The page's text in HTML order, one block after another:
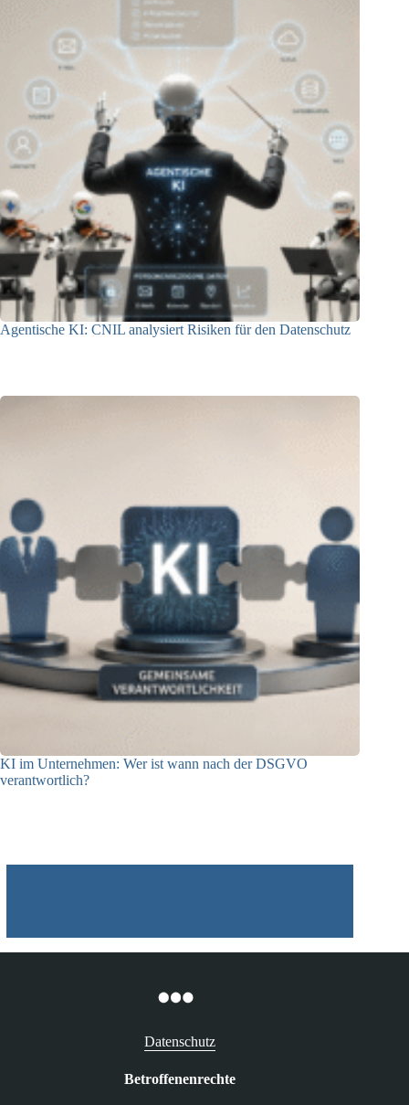
Agentische KI: CNIL analysiert Risiken für den Datenschutz
KI im Unternehmen: Wer ist wann nach der DSGVO
verantwortlich?
Datenschutz
Betroffenenrechte